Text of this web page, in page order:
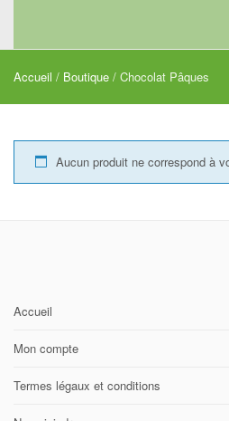
Accueil / Boutique / Chocolat Pâques
Aucun produit ne correspond à
Accueil
Mon compte
Termes légaux et conditions